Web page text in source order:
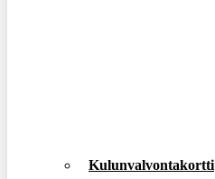
Kulunvalvontakortti